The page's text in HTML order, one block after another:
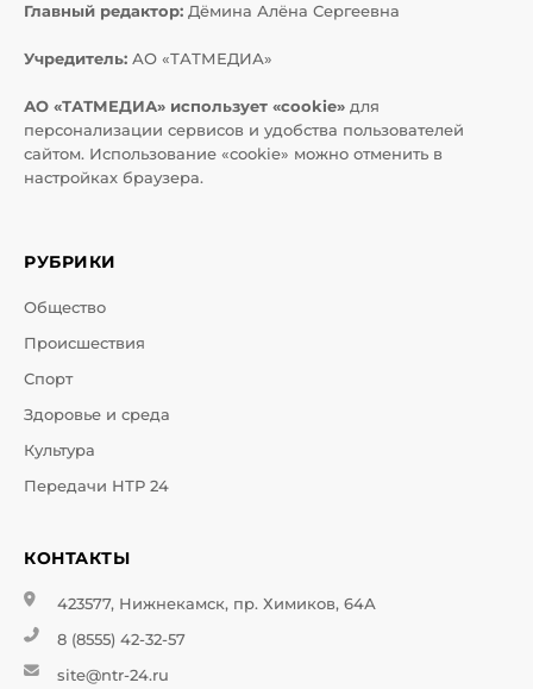
Главный редактор: Дёмина Алёна Сергеевна
Учредитель: АО «ТАТМЕДИА»
АО «ТАТМЕДИА» использует «cookie» для
персонализации сервисов и удобства пользователей
сайтом. Использование «cookie» можно отменить в
настройках браузера.
РУБРИКИ
Общество
Происшествия
Спорт
Здоровье и среда
Культура
Передачи НТР 24
КОНТАКТЫ
423577, Нижнекамск, пр. Химиков, 64А
8 (8555) 42-32-57
site@ntr-24.ru